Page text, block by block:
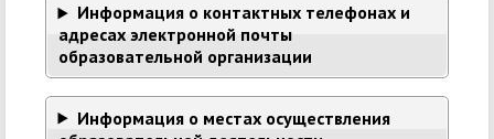
Информация о контактных телефонах и
адресах электронной почты
образовательной организации
Информация о местах осуществления